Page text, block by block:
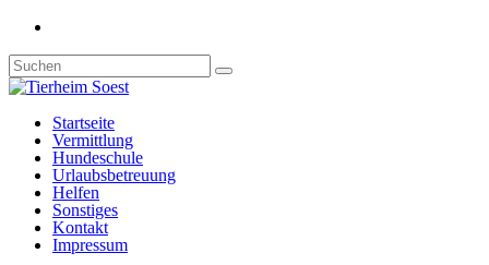
Startseite
Vermittlung
Hundeschule
Urlaubsbetreuung
Helfen
Sonstiges
Kontakt
Impressum